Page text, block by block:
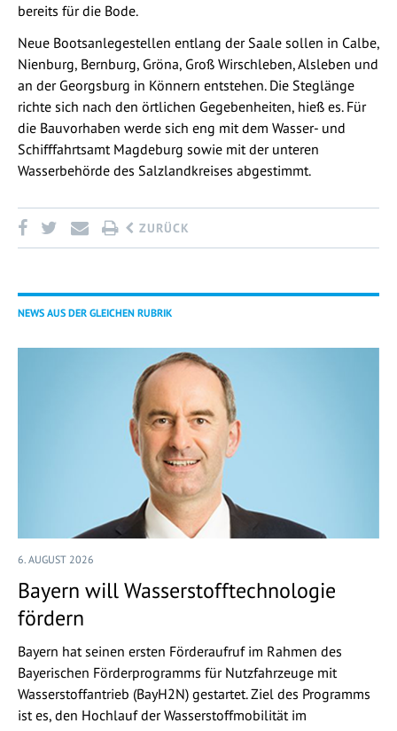
bereits für die Bode.
Neue Bootsanlegestellen entlang der Saale sollen in Calbe,
Nienburg, Bernburg, Gröna, Groß Wirschleben, Alsleben und
an der Georgsburg in Könnern entstehen. Die Steglänge
richte sich nach den örtlichen Gegebenheiten, hieß es. Für
die Bauvorhaben werde sich eng mit dem Wasser- und
Schifffahrtsamt Magdeburg sowie mit der unteren
Wasserbehörde des Salzlandkreises abgestimmt.
ZURÜCK
NEWS AUS DER GLEICHEN RUBRIK
6. AUGUST 2026
Bayern will Wasserstofftechnologie
fördern
Bayern hat seinen ersten Förderaufruf im Rahmen des
Bayerischen Förderprogramms für Nutzfahrzeuge mit
Wasserstoffantrieb (BayH2N) gestartet. Ziel des Programms
ist es, den Hochlauf der Wasserstoffmobilität im